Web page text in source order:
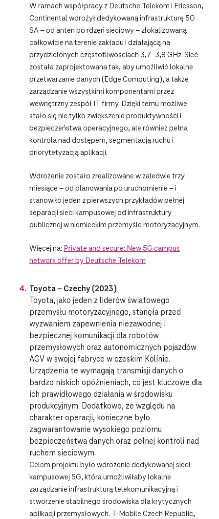
W ramach współpracy z Deutsche Telekom i Ericsson,
Continental wdrożył dedykowaną infrastrukturę 5G
SA – od anten po rdzeń sieciowy – zlokalizowaną
całkowicie na terenie zakładu i działającą na
przydzielonych częstotliwościach 3,7–3,8 GHz. Sieć
została zaprojektowana tak, aby umożliwić lokalne
przetwarzanie danych (Edge Computing), a także
zarządzanie wszystkimi komponentami przez
wewnętrzny zespół IT firmy. Dzięki temu możliwe
stało się nie tylko zwiększenie produktywności i
bezpieczeństwa operacyjnego, ale również pełna
kontrola nad dostępem, segmentacją ruchu i
priorytetyzacją aplikacji.
Wdrożenie zostało zrealizowane w zaledwie trzy
miesiące – od planowania po uruchomienie – i
stanowiło jeden z pierwszych przykładów pełnej
separacji sieci kampusowej od infrastruktury
publicznej w niemieckim przemyśle motoryzacyjnym.
Więcej na: Private and secure: New 5G campus
network offer by Deutsche Telekom
Toyota – Czechy (2023)
Toyota, jako jeden z liderów światowego
przemysłu motoryzacyjnego, stanęła przed
wyzwaniem zapewnienia niezawodnej i
bezpiecznej komunikacji dla robotów
przemysłowych oraz autonomicznych pojazdów
AGV w swojej fabryce w czeskim Kolínie.
Urządzenia te wymagają transmisji danych o
bardzo niskich opóźnieniach, co jest kluczowe dla
ich prawidłowego działania w środowisku
produkcyjnym. Dodatkowo, ze względu na
charakter operacji, konieczne było
zagwarantowanie wysokiego poziomu
bezpieczeństwa danych oraz pełnej kontroli nad
ruchem sieciowym.
Celem projektu było wdrożenie dedykowanej sieci
kampusowej 5G, która umożliwiłaby lokalne
zarządzanie infrastrukturą telekomunikacyjną i
stworzenie stabilnego środowiska dla krytycznych
aplikacji przemysłowych. T-Mobile Czech Republic,